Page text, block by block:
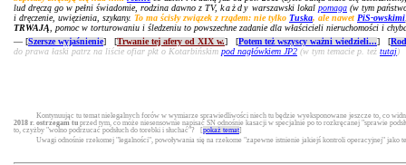
lud dręczą go w pełni świadomie, rodzina dawno z TV, każdy warszawski lokal pomaga (w tym
i dręczenie, uwięzienia, szykany. To ma ścisły związek z rządem: nie tylko Tuska, ale nawet PiS-owskimi
TRWAJĄ , pomoc w torturowaniu i śledzeniu to powszechne zadanie dla właścicieli nieruchomości i
— [Szersze wyjaśnienie] [Trwanie tej afery od XIX w.] [Potem też wszyscy ważni wiedzieli...] [
do prawa łaski patrz na liście ofiar pkt o Kotarbińskim pod nagłówkiem JP2 (w tym temacie p. też tutaj)
Kontynuując tu temat nielegalnych forów w wymiarze sprawiedliwości niech tu będzie wyeksponowane jeszcze to, co
2018 r. ostrzegam tu przed tym, co może niesensownie napisać SN odnośnie kasacji w specjalnie po to rozkręcanej "sprawie
to, czyżby "wolno podrzucać podsłuch do torebki i słuchać"? [pokaż temat]
Uwagi odnośnie rzekomej "legalności", powoływania się na rzekome "zapewne istnienie jakiejś kontroli operacyjnej" jako